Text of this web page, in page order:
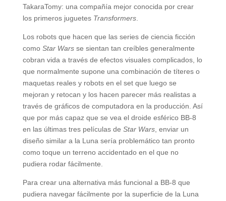
TakaraTomy: una compañía mejor conocida por crear
los primeros juguetes Transformers.
Los robots que hacen que las series de ciencia ficción
comoStar Wars se sientan tan creíbles generalmente
cobran vida a través de efectos visuales complicados, lo
que normalmente supone una combinación de títeres o
maquetas reales y robots en el set que luego se
mejoran y retocan y los hacen parecer más realistas a
través de gráficos de computadora en la producción. Así
que por más capaz que se vea el droide esférico BB-8
en las últimas tres películas de Star Wars, enviar un
diseño similar a la Luna sería problemático tan pronto
como toque un terreno accidentado en el que no
pudiera rodar fácilmente.
Para crear una alternativa más funcional a BB-8 que
pudiera navegar fácilmente por la superficie de la Luna